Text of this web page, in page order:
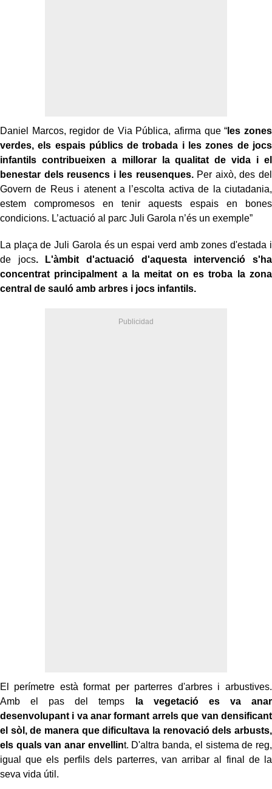
Daniel Marcos, regidor de Via Pública, afirma que “ les zones
verdes, els espais públics de trobada i les zones de jocs
infantils contribueixen a millorar la qualitat de vida i el
benestar dels reusencs i les reusenques.Per això, des del
Govern de Reus i atenent a l’escolta activa de la ciutadania,
estem compromesos en tenir aquests espais en bones
condicions. L’actuació al parc Juli Garola n’és un exemple”
La plaça de Juli Garola és un espai verd amb zones d'estada i
de jocs. L'àmbit d'actuació d'aquesta intervenció s'ha
concentrat principalment a la meitat on es troba la zona
central de sauló amb arbres i jocs infantils.
El perímetre està format per parterres d'arbres i arbustives.
Amb el pas del temps la vegetació es va anar
desenvolupant i va anar formant arrels que van densificant
el sòl, de manera que dificultava la renovació dels arbusts,
els quals van anar envellint. D'altra banda, el sistema de reg,
igual que els perfils dels parterres, van arribar al final de la
seva vida útil.